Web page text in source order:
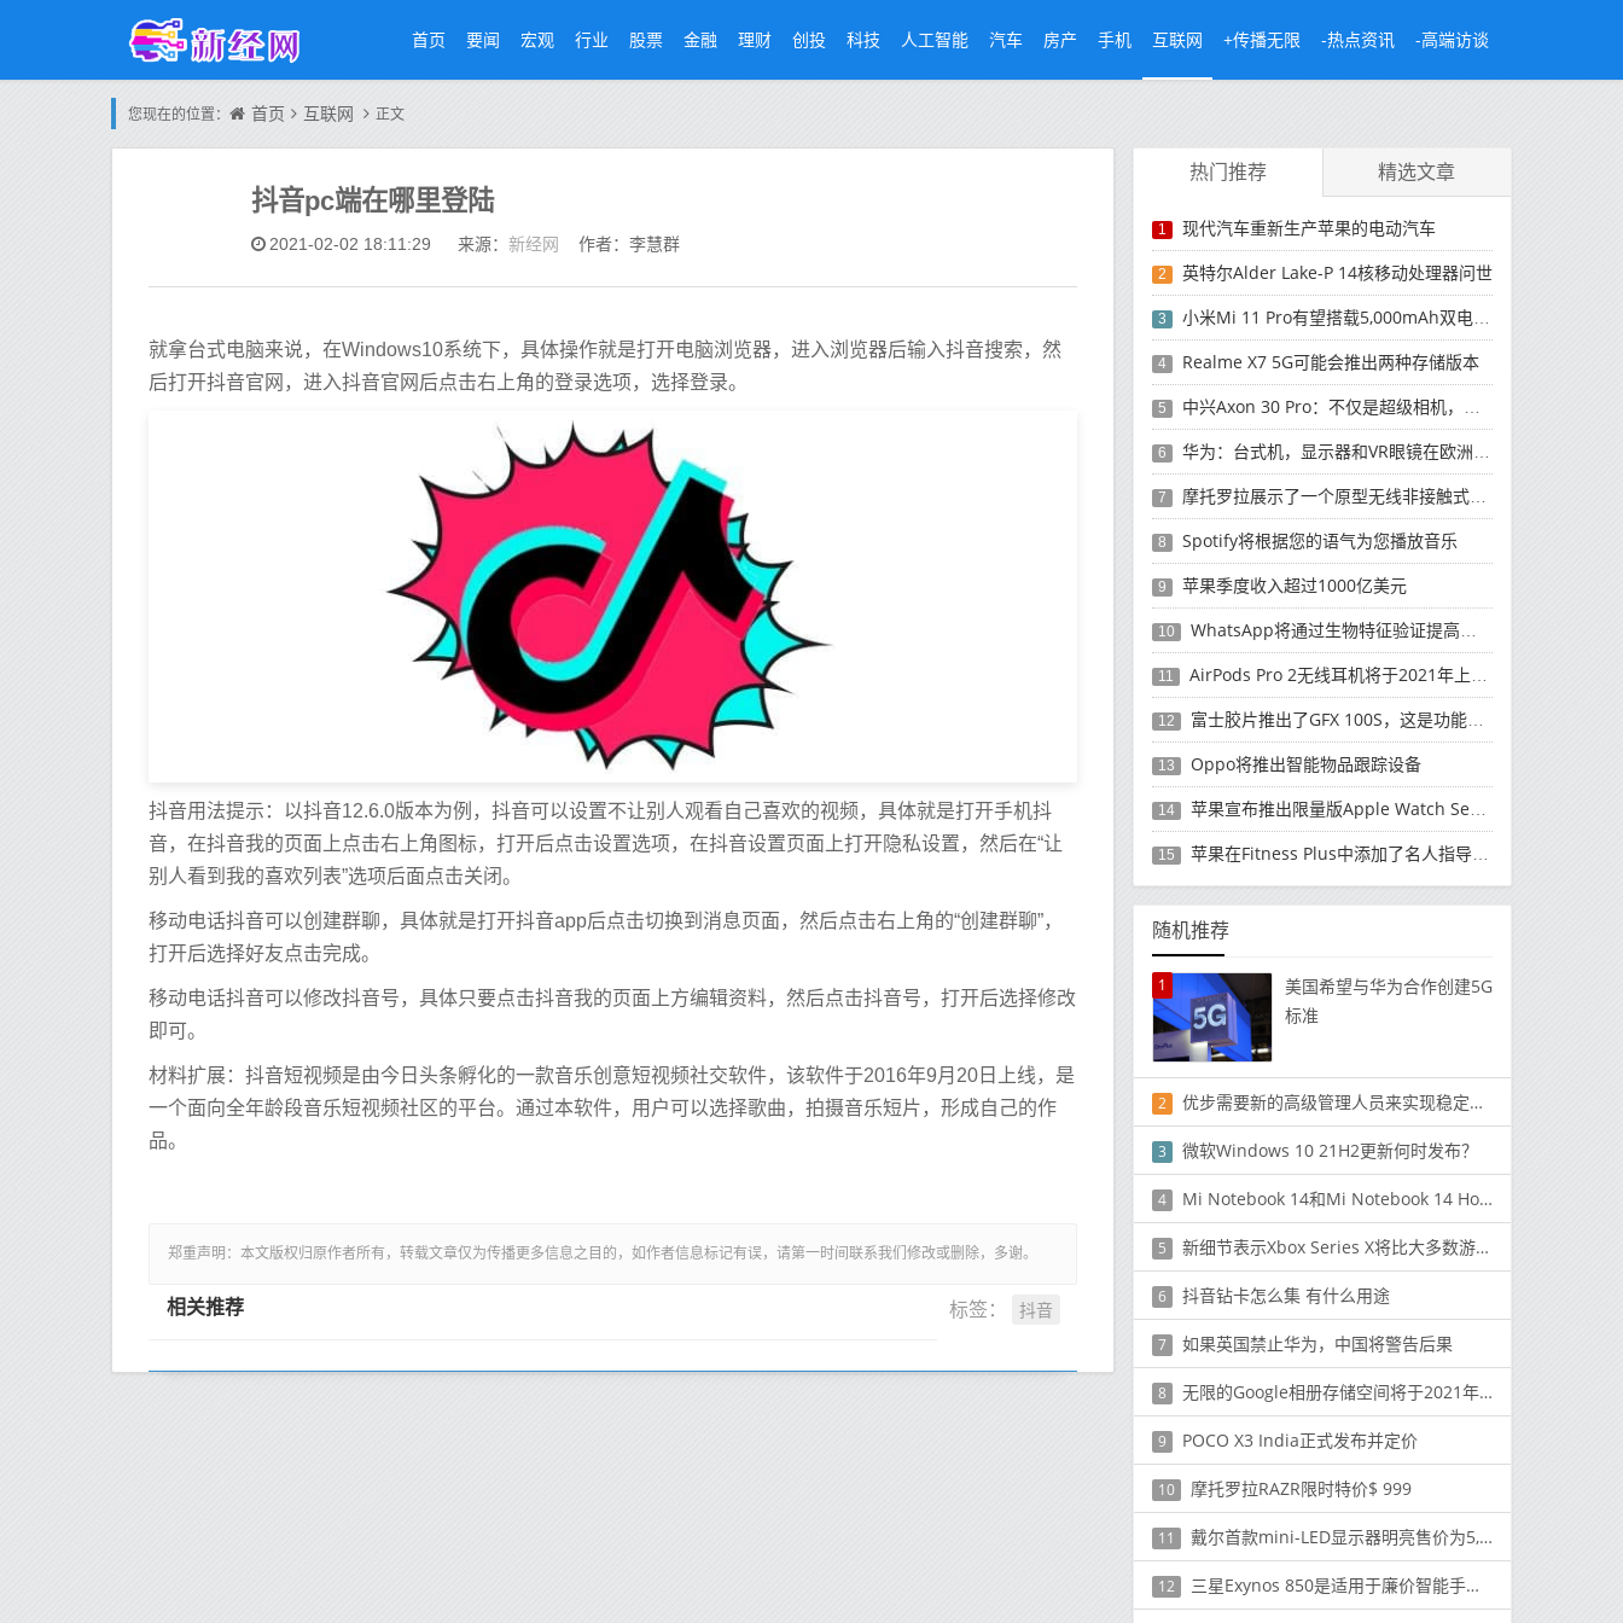
首页 要闻 宏观 行业 股票 金融 理财 创投 科技 人工智能 汽车 房产 手机 互联网 +传播无限 -热点资讯 -高端访谈
您现在的位置： 首页 互联网 正文
抖音pc端在哪里登陆
2021-02-02 18:11:29 来源： 新经网 作者：李慧群
就拿台式电脑来说，在Windows10系统下，具体操作就是打开电脑浏览器，进入浏览器后输入抖音搜索，然
后打开抖音官网，进入抖音官网后点击右上角的登录选项，选择登录。
抖音用法提示：以抖音12.6.0版本为例，抖音可以设置不让别人观看自己喜欢的视频，具体就是打开手机抖
音，在抖音我的页面上点击右上角图标，打开后点击设置选项，在抖音设置页面上打开隐私设置，然后在“让
别人看到我的喜欢列表”选项后面点击关闭。
移动电话抖音可以创建群聊，具体就是打开抖音app后点击切换到消息页面，然后点击右上角的“创建群聊”，
打开后选择好友点击完成。
移动电话抖音可以修改抖音号，具体只要点击抖音我的页面上方编辑资料，然后点击抖音号，打开后选择修改
即可。
材料扩展：抖音短视频是由今日头条孵化的一款音乐创意短视频社交软件，该软件于2016年9月20日上线，是
一个面向全年龄段音乐短视频社区的平台。通过本软件，用户可以选择歌曲，拍摄音乐短片，形成自己的作
品。
郑重声明：本文版权归原作者所有，转载文章仅为传播更多信息之目的，如作者信息标记有误，请第一时间联系我们修改或删除，多谢。
标签： 抖音
相关推荐
热门推荐 精选文章
1 现代汽车重新生产苹果的电动汽车
2 英特尔Alder Lake-P 14核移动处理器问世
3 小米Mi 11 Pro有望搭载5,000mAh双电池并支持80W快速充电
4 Realme X7 5G可能会推出两种存储版本
5 中兴Axon 30 Pro：不仅是超级相机，规格也将是豪华的
6 华为：台式机，显示器和VR眼镜在欧洲的起源是从俄罗斯开始的
7 摩托罗拉展示了一个原型无线非接触式充电站
8 Spotify将根据您的语气为您播放音乐
9 苹果季度收入超过1000亿美元
10 WhatsApp将通过生物特征验证提高安全性
11 AirPods Pro 2无线耳机将于2021年上半年正式上市
12 富士胶片推出了GFX 100S，这是功能和价格
13 Oppo将推出智能物品跟踪设备
14 苹果宣布推出限量版Apple Watch Series 6 Black Unity智能手表
15 苹果在Fitness Plus中添加了名人指导的步行锻炼
随机推荐
1
美国希望与华为合作创建5G
标准
2 优步需要新的高级管理人员来实现稳定和成熟
3 微软Windows 10 21H2更新何时发布？
4 Mi Notebook 14和Mi Notebook 14 Horizo​​n Edition现在在印度以24×7的价格提供
5 新细节表示Xbox Series X将比大多数游戏PC强大
6 抖音钻卡怎么集 有什么用途
7 如果英国禁止华为，中国将警告后果
8 无限的Google相册存储空间将于2021年结束
9 POCO X3 India正式发布并定价
10 摩托罗拉RAZR限时特价$ 999
11 戴尔首款mini-LED显示器明亮售价为5,000美元
12 三星Exynos 850是适用于廉价智能手机的新型8nm芯片组